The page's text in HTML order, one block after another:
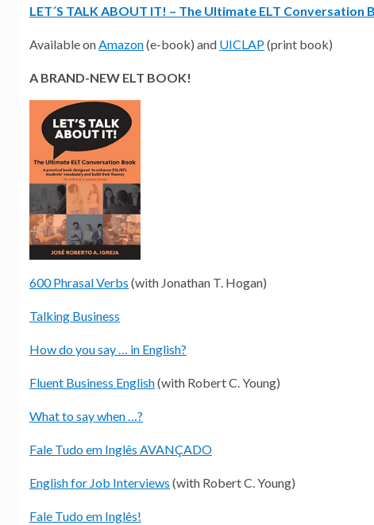
LET´S TALK ABOUT IT! – The Ultimate ELT Conversation
Available onAmazon(e-book) and UICLAP(print book)
A BRAND-NEW ELT BOOK!
600 Phrasal Verbs (with Jonathan T. Hogan)
Talking Business
How do you say … in English?
Fluent Business English(with Robert C. Young)
What to say when …?
Fale Tudo em Inglês AVANÇADO
English for Job Interviews (with Robert C. Young)
Fale Tudo em Inglês!